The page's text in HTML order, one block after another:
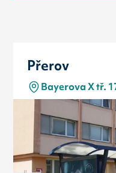
Přerov
Bayerova X tř.